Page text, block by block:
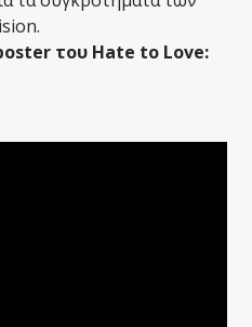
του Hate to Love: